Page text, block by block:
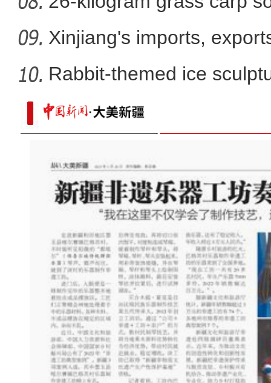
win
Xinjiang's imports,
Rabbit-themed ice